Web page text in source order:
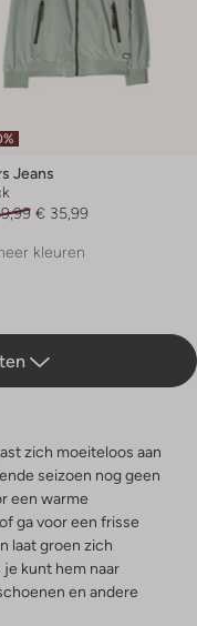
Jeans
€ 35,99
kleuren
zich moeiteloos aan
seizoen nog geen
een warme
ga voor een frisse
laat groen zich
kunt hem naar
en andere